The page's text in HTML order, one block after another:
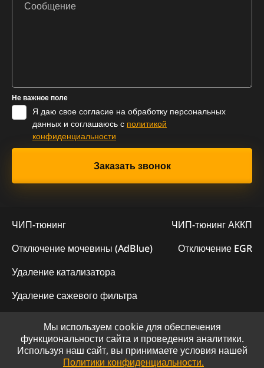
Не важное поле
Я даю свое согласие на обработку персональных
данных и соглашаюсь с политикой
конфиденциальности
ЧИП-тюнинг
ЧИП-тюнинг АККП
Отключение мочевины (AdBlue)
Отключение EGR
Удаление катализатора
Удаление сажевого фильтра
© 2023 - Официальный сайт "ChipLogic"
Политика конфиденциальности
Мы используем cookie для обеспечения
функциональности сайта и проведения аналитики.
Используя наш сайт, вы принимаете условия нашей
Политики конфиденциальности.